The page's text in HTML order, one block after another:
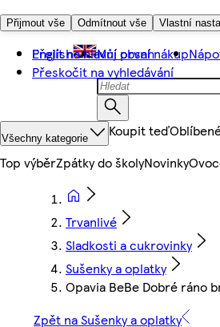
Přijmout vše Odmítnout vše Vlastní
Přejít na hlavní obsah
Přeskočit na vyhledávání
English Můj první nákup
Všechny kategorie Koupit teď
Top výběrZpátky do školyNovinky
Trvanlivé
Sladkosti a cukrovinky
Sušenky a oplatky
Opavia BeBe Dobré ráno
Zpět na Sušenky a oplatky